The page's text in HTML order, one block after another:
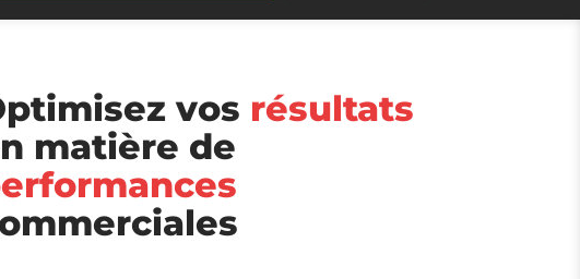
vos résultats
matière de